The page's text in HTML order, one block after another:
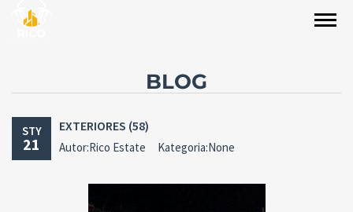
BLOG
STY
21
EXTERIORES (58)
Autor:Rico Estate Kategoria:None